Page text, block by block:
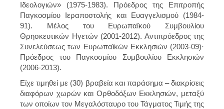
Ιδεολογιών» (1975-1983). Πρόεδρος της Επιτροπής
Παγκοσμίου Ιεραποστολής και Ευαγγελισμού (1984-
91). Μέλος του Ευρωπαϊκού Συμβουλίου
Θρησκευτικών Ηγετών (2001-2012). Αντιπρόεδρος της
Συνελεύσεως των Ευρωπαϊκών Εκκλησιών (2003-09)·
Πρόεδρος του Παγκοσμίου Συμβουλίου Εκκλησιών
(2006-2013).
Είχε τιμηθεί με (30) βραβεία και παράσημα – διακρίσεις
διαφόρων χωρών και Ορθοδόξων Εκκλησιών, μεταξύ
των οποίων τον Μεγαλόσταυρο του Τάγματος Τιμής της